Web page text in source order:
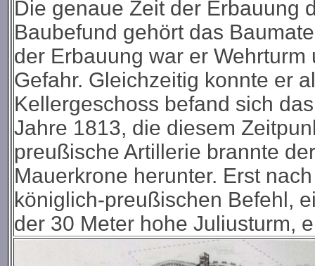
Die genaue Zeit der Erbauung
Baubefund gehört das
der Erbauung war er
Gefahr. Gleichzeitig konnte er
Kellergeschoss befand sich
Jahre 1813, die diesem
preußische Artillerie brannte
Mauerkrone herunter. Erst
königlich-preußischen Befehl,
der 30 Meter hohe Juliusturm,